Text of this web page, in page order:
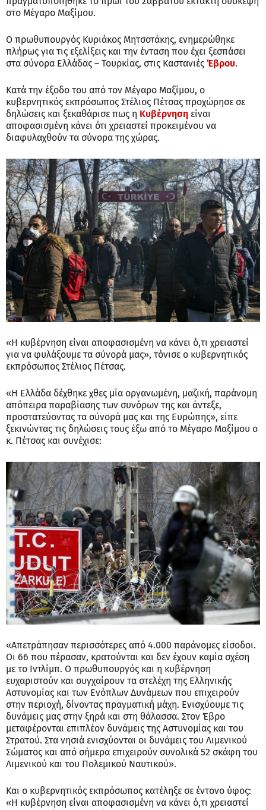
στο Μέγαρο Μαξίμου.
Ο πρωθυπουργός Κυριάκος Μητσοτάκης, ενημερώθηκε
πλήρως για τις εξελίξεις και την ένταση που έχει ξεσπάσει
στα σύνορα Ελλάδας – Τουρκίας, στις Καστανιές Έβρου.
Κατά την έξοδο του από τον Μέγαρο Μαξίμου, ο
κυβερνητικός εκπρόσωπος Στέλιος Πέτσας προχώρησε σε
δηλώσεις και ξεκαθάρισε πως η Κυβέρνηση είναι
αποφασισμένη κάνει ότι χρειαστεί προκειμένου να
διαφυλαχθούν τα σύνορα της χώρας.
«Η κυβέρνηση είναι αποφασισμένη να κάνει ό,τι χρειαστεί
για να φυλάξουμε τα σύνορά μας», τόνισε ο κυβερνητικός
εκπρόσωπος Στέλιος Πέτσας.
«Η Ελλάδα δέχθηκε χθες μία οργανωμένη, μαζική, παράνομη
απόπειρα παραβίασης των συνόρων της και άντεξε,
προστατεύοντας τα σύνορά μας και της Ευρώπης», είπε
ξεκινώντας τις δηλώσεις τους έξω από το Μέγαρο Μαξίμου ο
κ. Πέτσας και συνέχισε:
«Απετράπησαν περισσότερες από 4.000 παράνομες είσοδοι.
Οι 66 που πέρασαν, κρατούνται και δεν έχουν καμία σχέση
με το Ιντλίμπ. Ο πρωθυπουργός και η κυβέρνηση
ευχαριστούν και συγχαίρουν τα στελέχη της Ελληνικής
Αστυνομίας και των Ενόπλων Δυνάμεων που επιχειρούν
στην περιοχή, δίνοντας πραγματική μάχη. Ενισχύουμε τις
δυνάμεις μας στην ξηρά και στη θάλασσα. Στον Έβρο
μεταφέρονται επιπλέον δυνάμεις της Αστυνομίας και του
Στρατού. Στα νησιά ενισχύονται οι δυνάμεις του Λιμενικού
Σώματος και από σήμερα επιχειρούν συνολικά 52 σκάφη του
Λιμενικού και του Πολεμικού Ναυτικού».
Και ο κυβερνητικός εκπρόσωπος κατέληξε σε έντονο ύφος:
«Η κυβέρνηση είναι αποφασισμένη να κάνει ό,τι χρειαστεί